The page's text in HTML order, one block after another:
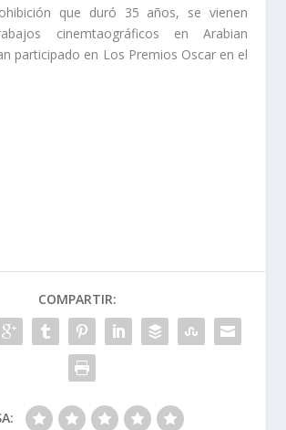
que duró 35 años, se vienen
cinemtaográficos en Arabian
participado en Los Premios Oscar en el
COMPARTIR: